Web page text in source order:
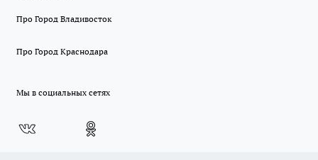
Про Город Владивосток
Про Город Краснодара
Мы в социальных сетях